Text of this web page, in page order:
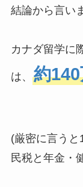
結論から言い
カナダ留学に
は、 約
(厳密に言う
民税と年金・